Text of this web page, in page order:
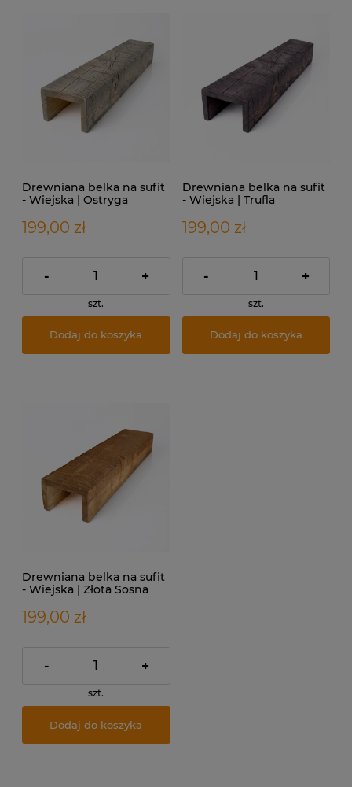
Drewniana belka na sufit
- Wiejska | Ostryga
199,00 zł
- +
szt.
Dodaj do koszyka
Drewniana belka na sufit
- Wiejska | Trufla
199,00 zł
- +
szt.
Dodaj do koszyka
Drewniana belka na sufit
- Wiejska | Złota Sosna
199,00 zł
- +
szt.
Dodaj do koszyka